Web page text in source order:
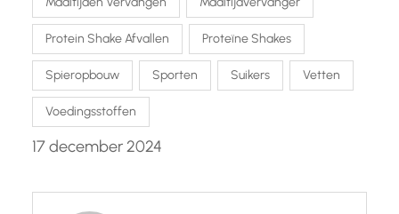
Protein Shake Afvallen Proteïne Shakes
Spieropbouw Sporten Suikers Vetten
Voedingsstoffen
17 december 2024